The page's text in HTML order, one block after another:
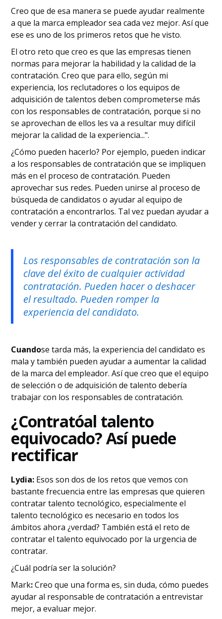
Creo que de esa manera se puede ayudar realmente
a que la marca empleador sea cada vez mejor. Así que
ese es uno de los primeros retos que he visto.
El otro reto que creo es que las empresas tienen
normas para mejorar la habilidad y la calidad de la
contratación. Creo que para ello, según mi
experiencia, los reclutadores o los equipos de
adquisición de talentos deben comprometerse más
con los responsables de contratación, porque si no
se aprovechan de ellos les va a resultar muy difícil
mejorar la calidad de la experiencia...".
¿Cómo pueden hacerlo? Por ejemplo, pueden indicar
a los responsables de contratación que se impliquen
más en el proceso de contratación. Pueden
aprovechar sus redes. Pueden unirse al proceso de
búsqueda de candidatos o ayudar al equipo de
contratación a encontrarlos. Tal vez puedan ayudar a
vender y cerrar la contratación del candidato.
Los responsables de contratación son la
clave del éxito de cualquier actividad
contratación. Pueden hacer o deshacer
el resultado. Pueden romper la
experiencia del candidato.
‍Cuandose tarda más, la experiencia del candidato es
mala y también pueden ayudar a aumentar la calidad
de la marca del empleador. Así que creo que el equipo
de selección o de adquisición de talento debería
trabajar con los responsables de contratación.
¿Contratóal talento
equivocado? Así puede
rectificar
Lydia: Esos son dos de los retos que vemos con
bastante frecuencia entre las empresas que quieren
contratar talento tecnológico, especialmente el
talento tecnológico es necesario en todos los
ámbitos ahora ¿verdad? También está el reto de
contratar el talento equivocado por la urgencia de
contratar.
¿Cuál podría ser la solución?
‍Mark:Creo que una forma es, sin duda, cómo puedes
ayudar al responsable de contratación a entrevistar
mejor, a evaluar mejor.